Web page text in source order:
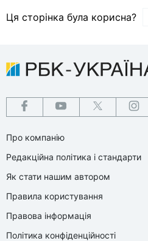
Ця сторінка була корисна?
Про компанію
Редакційна політика і стандарти
Як стати нашим автором
Правила користування
Правова інформація
Політика конфіденційності